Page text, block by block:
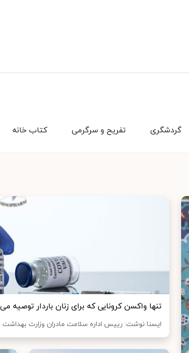
کتاب خانه تفریح و سرگرمی گردشگری
تنها واکسن کرونایی که برای زنان باردار توصیه
ایسنا نوشت: رییس اداره سلامت مادران وزارت